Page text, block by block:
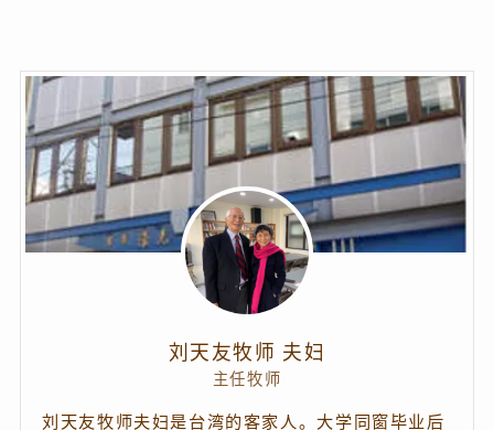
刘天友牧师 夫妇
主任牧师
刘天友牧师夫妇是台湾的客家人。大学同窗毕业后